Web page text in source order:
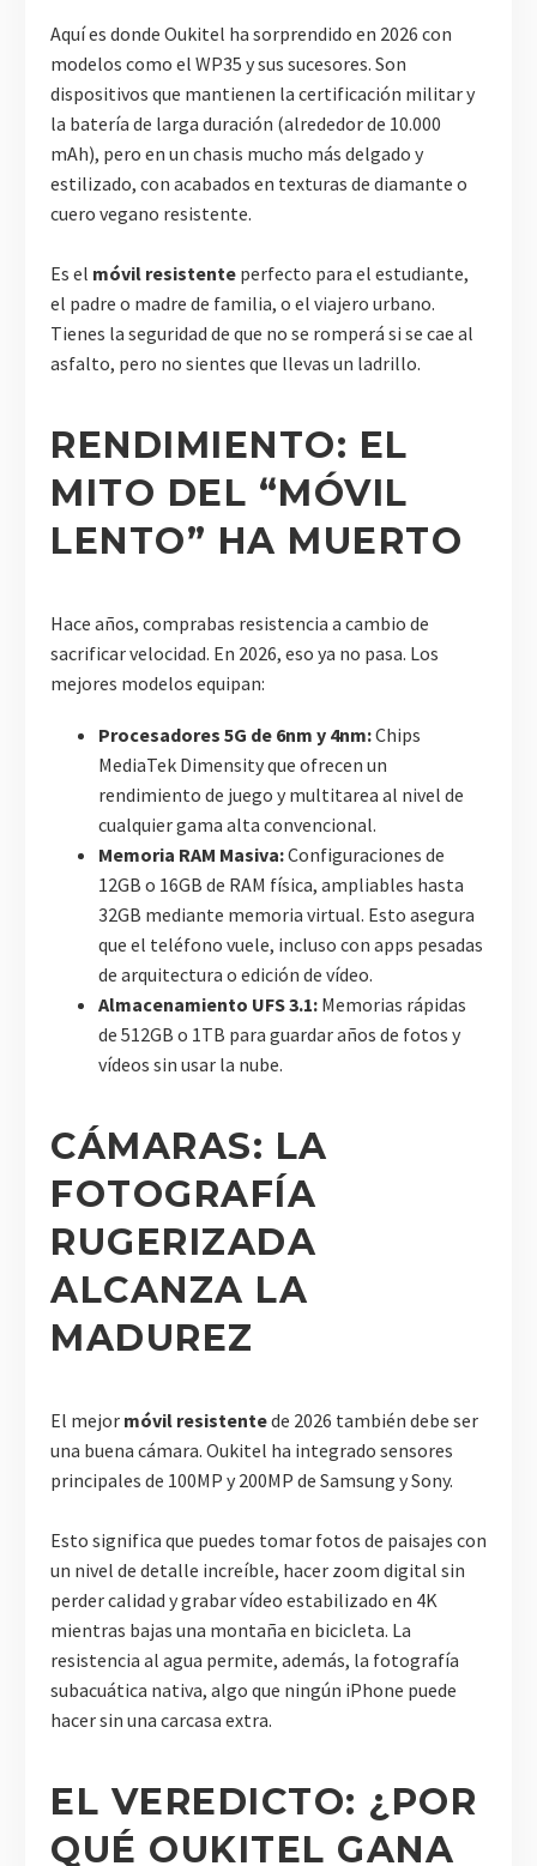
Aquí es donde Oukitel ha sorprendido en 2026 con
modelos como el WP35 y sus sucesores. Son
dispositivos que mantienen la certificación militar y
la batería de larga duración (alrededor de 10.000
mAh), pero en un chasis mucho más delgado y
estilizado, con acabados en texturas de diamante o
cuero vegano resistente.
Es el móvil resistente perfecto para el estudiante,
el padre o madre de familia, o el viajero urbano.
Tienes la seguridad de que no se romperá si se cae al
asfalto, pero no sientes que llevas un ladrillo.
RENDIMIENTO: EL
MITO DEL “MÓVIL
LENTO” HA MUERTO
Hace años, comprabas resistencia a cambio de
sacrificar velocidad. En 2026, eso ya no pasa. Los
mejores modelos equipan:
Procesadores 5G de 6nm y 4nm:Chips
MediaTek Dimensity que ofrecen un
rendimiento de juego y multitarea al nivel de
cualquier gama alta convencional.
Memoria RAM Masiva:Configuraciones de
12GB o 16GB de RAM física, ampliables hasta
32GB mediante memoria virtual. Esto asegura
que el teléfono vuele, incluso con apps pesadas
de arquitectura o edición de vídeo.
Almacenamiento UFS 3.1: Memorias rápidas
de 512GB o 1TB para guardar años de fotos y
vídeos sin usar la nube.
CÁMARAS: LA
FOTOGRAFÍA
RUGERIZADA
ALCANZA LA
MADUREZ
El mejor móvil resistentede 2026 también debe ser
una buena cámara. Oukitel ha integrado sensores
principales de 100MP y 200MP de Samsung y Sony.
Esto significa que puedes tomar fotos de paisajes con
un nivel de detalle increíble, hacer zoom digital sin
perder calidad y grabar vídeo estabilizado en 4K
mientras bajas una montaña en bicicleta. La
resistencia al agua permite, además, la fotografía
subacuática nativa, algo que ningún iPhone puede
hacer sin una carcasa extra.
EL VEREDICTO: ¿POR
QUÉ OUKITEL GANA